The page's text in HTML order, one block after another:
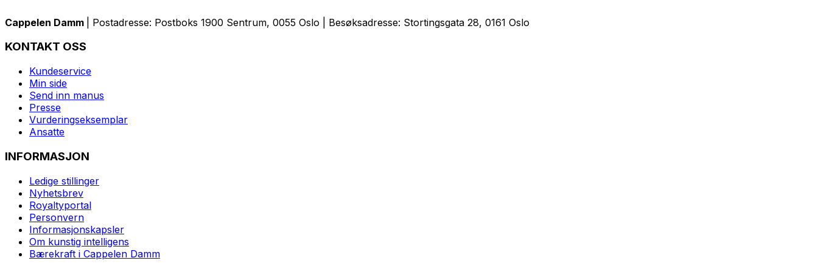
Cappelen Damm | Postadresse: Postboks 1900 Sentrum, 0055 Oslo | Besøksadresse: Stortingsgata 28, 0161 Oslo
KONTAKT OSS
Kundeservice
Min side
Send inn manus
Presse
Vurderingseksemplar
Ansatte
INFORMASJON
Ledige stillinger
Nyhetsbrev
Royaltyportal
Personvern
Informasjonskapsler
Om kunstig intelligens
Bærekraft i Cappelen Damm